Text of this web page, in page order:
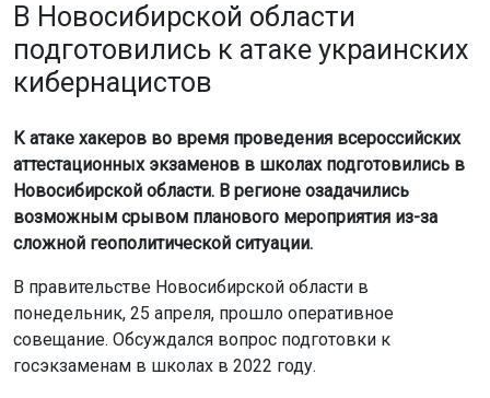
В Новосибирской области
подготовились к атаке украинских
кибернацистов
К атаке хакеров во время проведения всероссийских
аттестационных экзаменов в школах подготовились в
Новосибирской области. В регионе озадачились
возможным срывом планового мероприятия из-за
сложной геополитической ситуации.
В правительстве Новосибирской области в
понедельник, 25 апреля, прошло оперативное
совещание. Обсуждался вопрос подготовки к
госэкзаменам в школах в 2022 году.